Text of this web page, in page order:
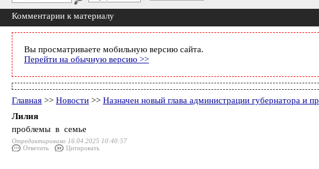
Комментарии к материалу
Вы просматриваете мобильную версию сайта.
Перейти на обычную версию >>
Главная >> Новости >> Назначен новый глава администрации губернатора и
Лилия
проблемы в семье
Отредактировано 16.04.2025 10:40:57
Ответить
Цитировать